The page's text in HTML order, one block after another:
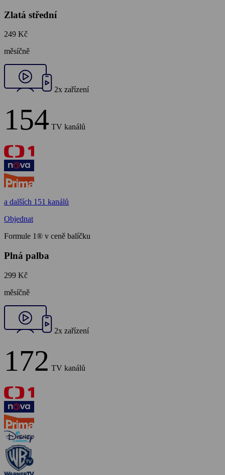
Zlatá střední
249 Kč
měsíčně
2x zařízení
154 TV kanálů
a dalších 151 kanálů
Objednat
Formule 1® v ceně balíčku
Plná palba
299 Kč
měsíčně
2x zařízení
172 TV kanálů